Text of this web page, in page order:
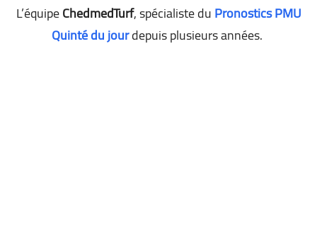
L’équipeChedmedTurf, spécialiste duPronostics PMU
Quinté du jourdepuis plusieurs années.